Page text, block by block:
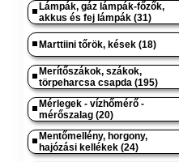
Lámpák, gáz lámpák-főzők,
akkus és fej lámpák (31)
Marttiini tőrök, kések (18)
Merítőszákok, szákok,
törpeharcsa csapda (195)
Mérlegek - vízhőmérő -
mérőszalag (20)
Mentőmellény, horgony,
hajózási kellékek (24)